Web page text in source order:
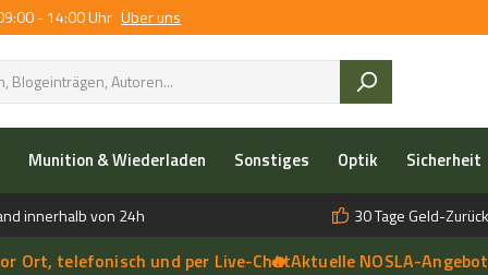
- 14:00 Uhr Über uns
Munition & Wiederladen Sonstiges Optik Sicherheit
innerhalb von 24h 30 Tage Geld-
telefonisch und per Live-Chat
➔
🔥 Aktuelle NOSLA-Angebote